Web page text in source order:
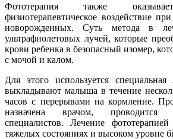
Фототерапия также
физиотерапевтическое воздействие
новорожденных. Суть метода в
ультрафиолетовых лучей, которые
крови ребенка в безопасный изомер,
с мочой и калом.
Для этого используется
выкладывают малыша в течение
часов с перерывами на кормление.
назначена врачом, проводится
специалистов. Лечение
тяжелых состояниях и высоком уровне